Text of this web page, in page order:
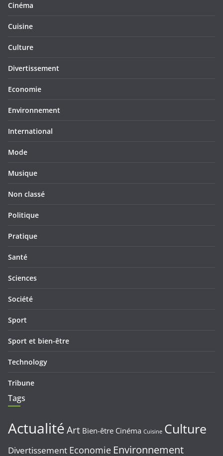
Cinéma
Cuisine
Culture
Divertissement
Economie
Environnement
International
Mode
Musique
Non classé
Politique
Pratique
Santé
Sciences
Société
Sport
Sport et bien-être
Technology
Tribune
Tags
ActualitéArt Bien-être Cinéma Cuisine Culture
Divertissement Economie Environnement